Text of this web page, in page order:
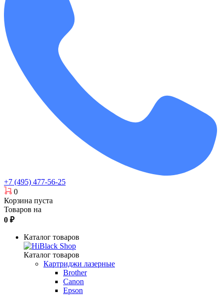
+7 (495) 477-56-25
0
Корзина пуста
Товаров на
0 ₽
Каталог товаров
Каталог товаров
Картриджи лазерные
Brother
Canon
Epson